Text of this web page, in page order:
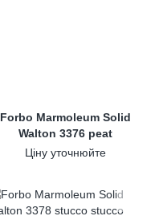
Forbo Marmoleum Solid
Walton 3376 peat
Ціну уточнюйте